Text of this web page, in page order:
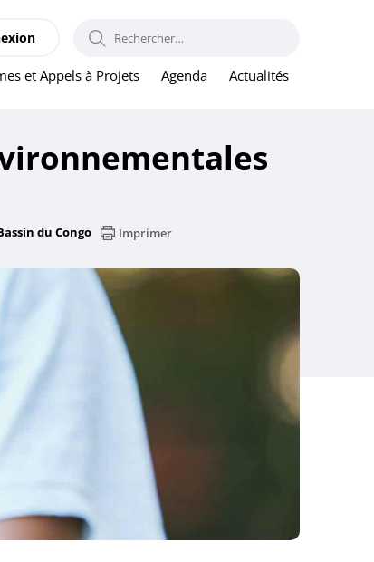
et Appels à Projets Agenda Actualités
RECHERCHER :
du Congo Imprimer